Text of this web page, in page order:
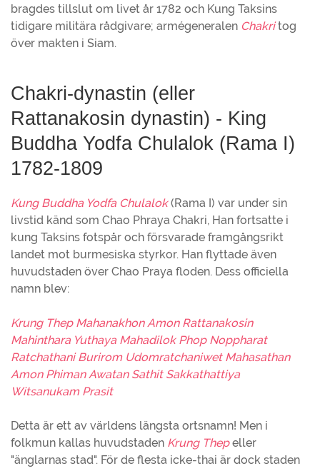
bragdes tillslut om livet år 1782 och Kung Taksins
tidigare militära rådgivare; armégeneralen Chakritog
över makten i Siam.
Chakri-dynastin (eller
Rattanakosin dynastin) - King
Buddha Yodfa Chulalok (Rama I)
1782-1809
Kung Buddha Yodfa Chulalok(Rama I) var under sin
livstid känd som Chao Phraya Chakri, Han fortsatte i
kung Taksins fotspår och försvarade framgångsrikt
landet mot burmesiska styrkor. Han flyttade även
huvudstaden över Chao Praya floden. Dess officiella
namn blev:
Krung Thep Mahanakhon Amon Rattanakosin
Mahinthara Yuthaya Mahadilok Phop Noppharat
Ratchathani Burirom Udomratchaniwet Mahasathan
Amon Phiman Awatan Sathit Sakkathattiya
Witsanukam Prasit
Detta är ett av världens längsta ortsnamn! Men i
folkmun kallas huvudstaden Krung Thepeller
"änglarnas stad". För de flesta icke-thai är dock staden